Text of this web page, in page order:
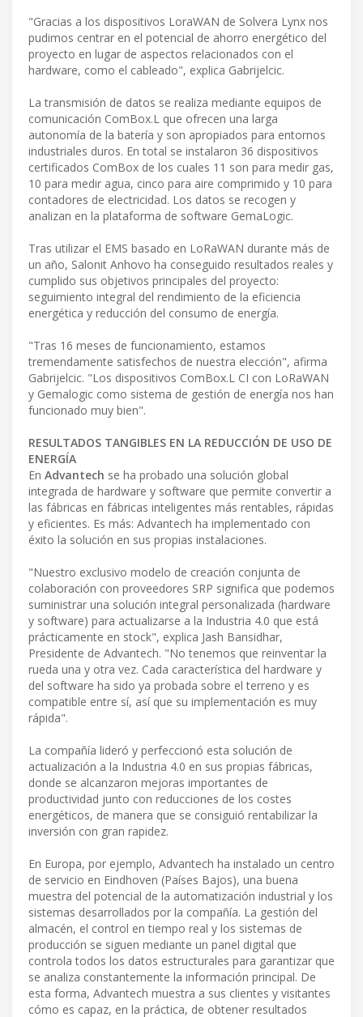
"Gracias a los dispositivos LoraWAN de Solvera Lynx nos
pudimos centrar en el potencial de ahorro energético del
proyecto en lugar de aspectos relacionados con el
hardware, como el cableado", explica Gabrijelcic.
La transmisión de datos se realiza mediante equipos de
comunicación ComBox.L que ofrecen una larga
autonomía de la batería y son apropiados para entornos
industriales duros. En total se instalaron 36 dispositivos
certificados ComBox de los cuales 11 son para medir gas,
10 para medir agua, cinco para aire comprimido y 10 para
contadores de electricidad. Los datos se recogen y
analizan en la plataforma de software GemaLogic.
Tras utilizar el EMS basado en LoRaWAN durante más de
un año, Salonit Anhovo ha conseguido resultados reales y
cumplido sus objetivos principales del proyecto:
seguimiento integral del rendimiento de la eficiencia
energética y reducción del consumo de energía.
"Tras 16 meses de funcionamiento, estamos
tremendamente satisfechos de nuestra elección", afirma
Gabrijelcic. "Los dispositivos ComBox.L CI con LoRaWAN
y Gemalogic como sistema de gestión de energía nos han
funcionado muy bien".
RESULTADOS TANGIBLES EN LA REDUCCIÓN DE USO DE
ENERGÍA
En Advantech se ha probado una solución global
integrada de hardware y software que permite convertir a
las fábricas en fábricas inteligentes más rentables, rápidas
y eficientes. Es más: Advantech ha implementado con
éxito la solución en sus propias instalaciones.
"Nuestro exclusivo modelo de creación conjunta de
colaboración con proveedores SRP significa que podemos
suministrar una solución integral personalizada (hardware
y software) para actualizarse a la Industria 4.0 que está
prácticamente en stock", explica Jash Bansidhar,
Presidente de Advantech. "No tenemos que reinventar la
rueda una y otra vez. Cada característica del hardware y
del software ha sido ya probada sobre el terreno y es
compatible entre sí, así que su implementación es muy
rápida".
La compañía lideró y perfeccionó esta solución de
actualización a la Industria 4.0 en sus propias fábricas,
donde se alcanzaron mejoras importantes de
productividad junto con reducciones de los costes
energéticos, de manera que se consiguió rentabilizar la
inversión con gran rapidez.
En Europa, por ejemplo, Advantech ha instalado un centro
de servicio en Eindhoven (Países Bajos), una buena
muestra del potencial de la automatización industrial y los
sistemas desarrollados por la compañía. La gestión del
almacén, el control en tiempo real y los sistemas de
producción se siguen mediante un panel digital que
controla todos los datos estructurales para garantizar que
se analiza constantemente la información principal. De
esta forma, Advantech muestra a sus clientes y visitantes
cómo es capaz, en la práctica, de obtener resultados